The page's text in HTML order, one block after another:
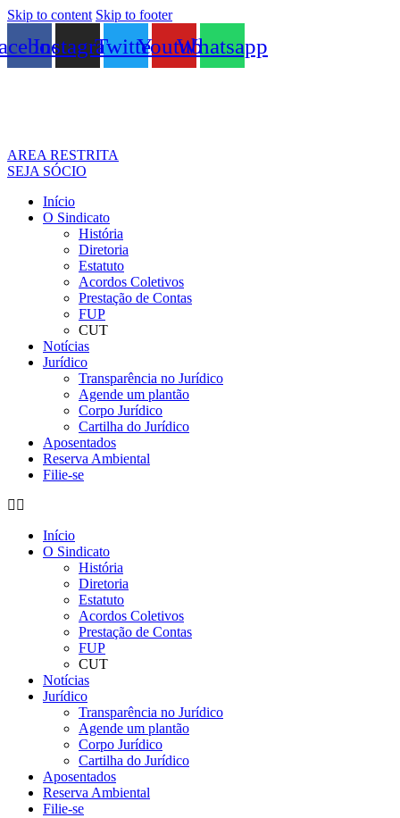
Skip to content Skip to footer
InstagramTwitterYoutubeWhatsapp
AREA RESTRITA
SEJA SÓCIO
Início
O Sindicato
História
Diretoria
Estatuto
Acordos Coletivos
Prestação de Contas
FUP
CUT
Notícias
Jurídico
Transparência no Jurídico
Agende um plantão
Corpo Jurídico
Cartilha do Jurídico
Aposentados
Reserva Ambiental
Filie-se
Início
O Sindicato
História
Diretoria
Estatuto
Acordos Coletivos
Prestação de Contas
FUP
CUT
Notícias
Jurídico
Transparência no Jurídico
Agende um plantão
Corpo Jurídico
Cartilha do Jurídico
Aposentados
Reserva Ambiental
Filie-se